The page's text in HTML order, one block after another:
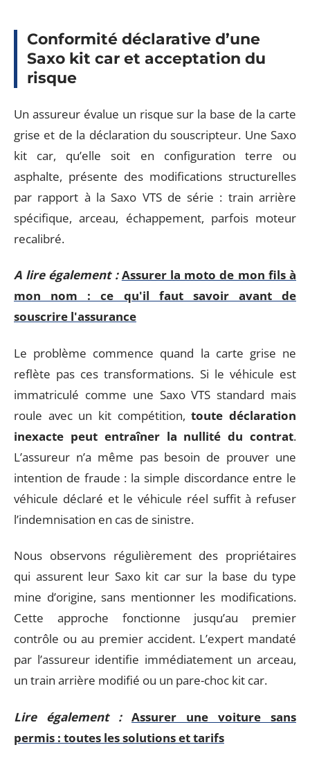
Conformité déclarative d’une
Saxo kit car et acceptation du
risque
Un assureur évalue un risque sur la base de la carte
grise et de la déclaration du souscripteur. Une Saxo
kit car, qu’elle soit en configuration terre ou
asphalte, présente des modifications structurelles
par rapport à la Saxo VTS de série : train arrière
spécifique, arceau, échappement, parfois moteur
recalibré.
A lire également : Assurer la moto de mon fils à
mon nom : ce qu'il faut savoir avant de
souscrire l'assurance
Le problème commence quand la carte grise ne
reflète pas ces transformations. Si le véhicule est
immatriculé comme une Saxo VTS standard mais
roule avec un kit compétition,toute déclaration
inexacte peut entraîner la nullité du contrat.
L’assureur n’a même pas besoin de prouver une
intention de fraude : la simple discordance entre le
véhicule déclaré et le véhicule réel suffit à refuser
l’indemnisation en cas de sinistre.
Nous observons régulièrement des propriétaires
qui assurent leur Saxo kit car sur la base du type
mine d’origine, sans mentionner les modifications.
Cette approche fonctionne jusqu’au premier
contrôle ou au premier accident. L’expert mandaté
par l’assureur identifie immédiatement un arceau,
un train arrière modifié ou un pare-choc kit car.
Lire également :
Assurer une voiture sans
permis : toutes les solutions et tarifs